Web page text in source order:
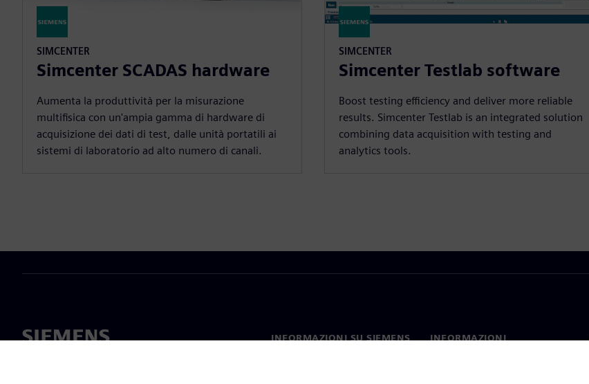
SIMCENTER
Simcenter SCADAS hardware
Aumenta la produttività per la misurazione
multifisica con un'ampia gamma di hardware di
acquisizione dei dati di test, dalle unità portatili ai
sistemi di laboratorio ad alto numero di canali.
SIMCENTER
Simcenter Testlab software
Boost testing efficiency and deliver more reliable
results. Simcenter Testlab is an integrated solution
combining data acquisition with testing and
analytics tools.
INFORMAZIONI SU SIEMENS
INFORMAZIONI